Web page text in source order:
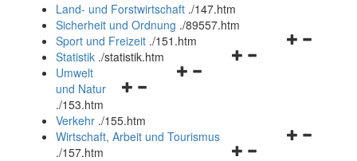
und
schließen
Land- und Forstwirtschaft ./147.htm
Sicherheit und Ordnung ./89557.htm
Navigationsmenü
Sport und Freizeit ./151.htm
Navigationsmenü
Statistik ./statistik.htm
Navigationsmenü
und
schließen
Umwelt
und Natur
./153.htm
Verkehr ./155.htm
Navigationsmenü
Wirtschaft, Arbeit und Tourismus
./157.htm